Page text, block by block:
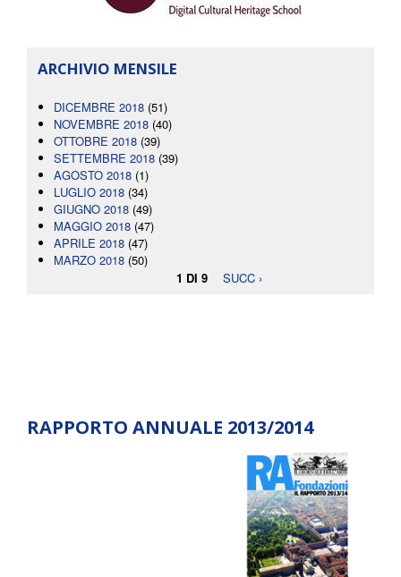
ARCHIVIO MENSILE
DICEMBRE 2018 (51)
NOVEMBRE 2018 (40)
OTTOBRE 2018 (39)
SETTEMBRE 2018 (39)
AGOSTO 2018 (1)
LUGLIO 2018 (34)
GIUGNO 2018 (49)
MAGGIO 2018 (47)
APRILE 2018 (47)
MARZO 2018 (50)
1 DI 9
SUCC ›
RAPPORTO ANNUALE 2013/2014